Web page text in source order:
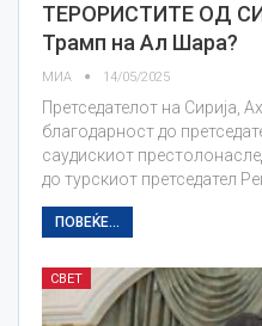
ТЕРОРИСТИТЕ ОД
Трамп на Ал Шара?
МИА 14/05/2025
Претседателот на Сирија,
благодарност до
саудискиот
до турскиот претседател
ПОВЕЌЕ...
СВЕТ